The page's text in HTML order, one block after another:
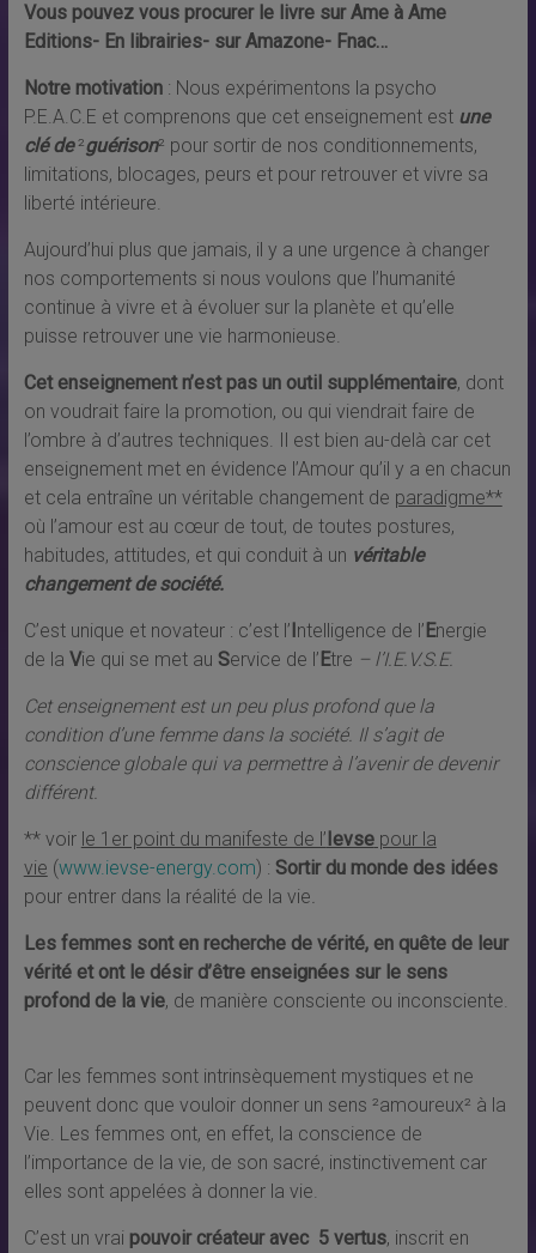
Vous pouvez vous procurer le livre sur Ame àAme
Editions- En librairies- sur Amazone- Fnac…
Notre motivation: Nous expérimentons la psycho
P.E.A.C.E et comprenons que cet enseignement est une
clé de²guérison² pour sortir de nos conditionnements,
limitations, blocages, peurs et pour retrouver et vivre sa
liberté intérieure.
Aujourd’hui plus que jamais, il y a une urgence à changer
nos comportements si nous voulons que l’humanité
continue à vivre et à évoluer sur la planète et qu’elle
puisse retrouver une vie harmonieuse.
Cet enseignement n’est pas un outil supplémentaire, dont
on voudrait faire la promotion, ou qui viendrait faire de
l’ombre à d’autres techniques. Il est bien au-delà car cet
enseignement met en évidence l’Amour qu’il y a en chacun
et cela entraîne un véritable changement de paradigme**
où l’amour est au cœur de tout, de toutes postures,
habitudes, attitudes, et qui conduit à un véritable
changement de société.
C’est unique et novateur : c’est l’ ntelligence de l’ Energie
de la Vie qui se met au Service de l’ Etre – l’I.E.V.S.E.
Cet enseignement est un peu plus profond que la
condition d’une femme dans la société. Il s’agit de
conscience globale qui va permettre à l’avenir de devenir
différent.
** voir le 1er point du manifeste de l’ Ievsepour la
vie (www.ievse-energy.com) : Sortir du monde des idées
pour entrer dans la réalité de la vie.
Les femmes sont en recherche de vérité, en quête de leur
vérité et ont le désir d’être enseignées sur le sens
profond de la vie, de manière consciente ou inconsciente.
Car les femmes sont intrinsèquement mystiques et ne
peuvent donc que vouloir donner un sens ²amoureux² à la
Vie. Les femmes ont, en effet, la conscience de
l’importance de la vie, de son sacré, instinctivement car
elles sont appelées à donner la vie.
C’est un vrai pouvoir créateur avec 5 vertus, inscrit en